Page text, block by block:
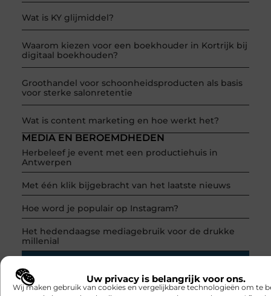
Uw privacy is belangrijk voor ons.
Wij maken gebruik van cookies en vergelijkbare technologieën om te
Wat is KY glijmiddel?
Waarom kiezen voor een boekhouder in Kortrijk bij
digitaal boekhouden?
Groothandel voor schoonheidsproducten als basis
voor sterke salonretentie
Wat is content marketing en hoe werkt het?
MEDIA EN BEROEMDHEDEN
Herbeleef je event met een productiehuis in
Antwerpen
Met één klik bijgebracht van het laatste nieuws
Hoe word je populair op Instagram?
Het hedendaagse mediagebruik voor de drukke
millenial